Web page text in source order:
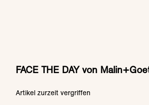
FACE THE DAY von
Artikel zurzeit vergriffen